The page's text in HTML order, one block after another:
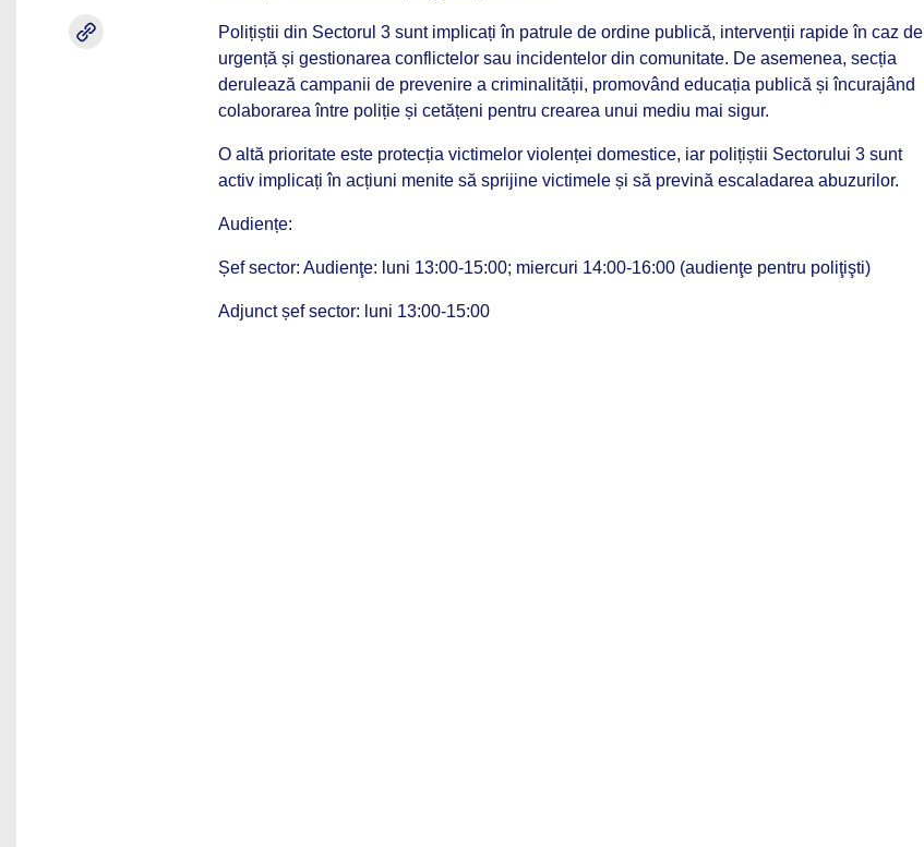
Polițiștii din Sectorul 3 sunt implicați în patrule de ordine publică, intervenții rapide în caz de
urgență și gestionarea conflictelor sau incidentelor din comunitate. De asemenea, secția
derulează campanii de prevenire a criminalității, promovând educația publică și încurajând
colaborarea între poliție și cetățeni pentru crearea unui mediu mai sigur.
O altă prioritate este protecția victimelor violenței domestice, iar polițiștii Sectorului 3 sunt
activ implicați în acțiuni menite să sprijine victimele și să prevină escaladarea abuzurilor.
Audiențe:
Șef sector: Audienţe: luni 13:00-15:00; miercuri 14:00-16:00 (audienţe pentru poliţişti)
Adjunct șef sector: luni 13:00-15:00